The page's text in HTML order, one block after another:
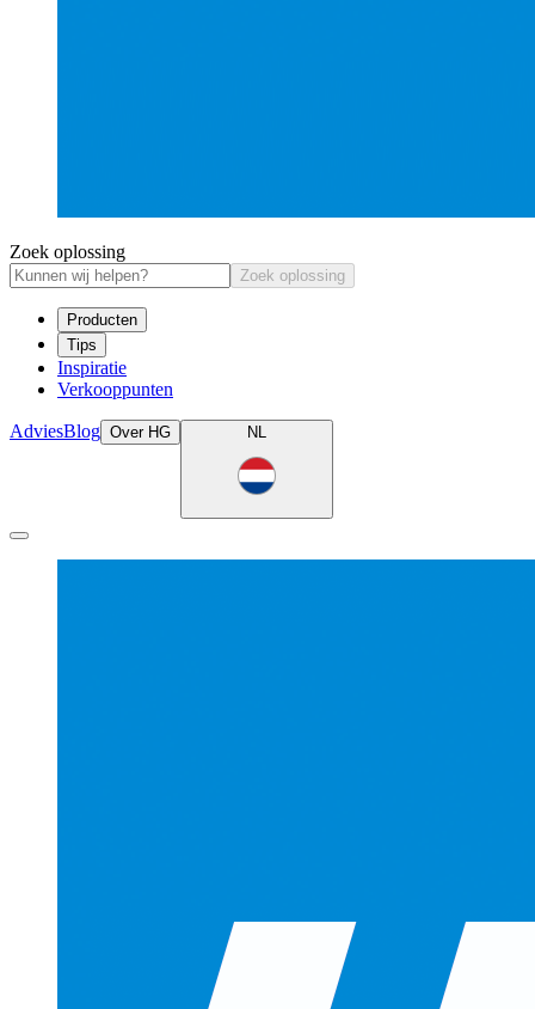
Zoek oplossing
Zoek oplossing
Producten
Tips
Inspiratie
Verkooppunten
AdviesBlog Over HG NL